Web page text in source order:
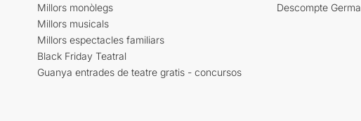
Millors monòlegs
Millors musicals
Millors espectacles familiars
Black Friday Teatral
Guanya entrades de teatre gratis - concursos
Descompte